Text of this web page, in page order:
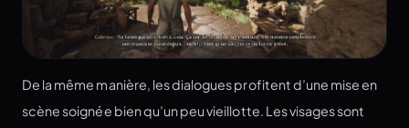
De la même manière, les dialogues profitent d’une mise en
scène soignée bien qu’un peu vieillotte. Les visages sont